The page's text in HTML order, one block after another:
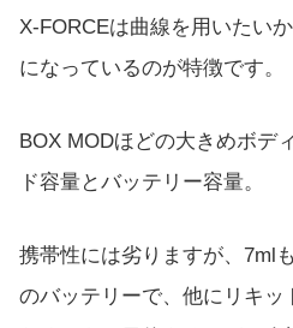
X-FORCEは曲線を用いたい
になっているのが特徴です。
BOX MODほどの大きめボデ
ド容量とバッテリー容量。
携帯性には劣りますが、7ml
のバッテリーで、他にリキ